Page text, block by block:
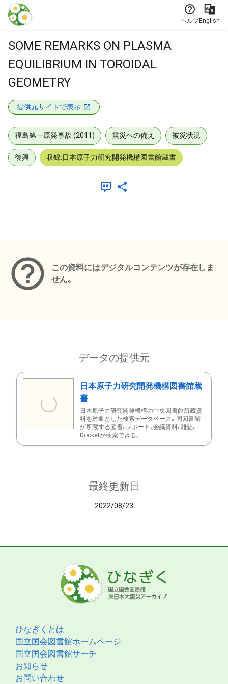
本文に飛ぶ
ヘルプEnglish
SOME REMARKS ON PLASMA
EQUILIBRIUM IN TOROIDAL
GEOMETRY
提供元サイトで表示
福島第一原発事故 (2011) 震災への備え 被災状況
復興 収録:日本原子力研究開発機構図書館蔵書
この資料にはデジタルコンテンツが存在しま
せん。
データの提供元
日本原子力研究開発機構図書館蔵
書
日本原子力研究開発機構の中央図書館所蔵資
料を対象とした検索データベース。同図書館
が所蔵する図書、レポート、会議資料、雑誌、
Docketが検索できる。
最終更新日
2022/08/23
ひなぎくとは
国立国会図書館ホームページ
国立国会図書館サーチ
お知らせ
お問い合わせ